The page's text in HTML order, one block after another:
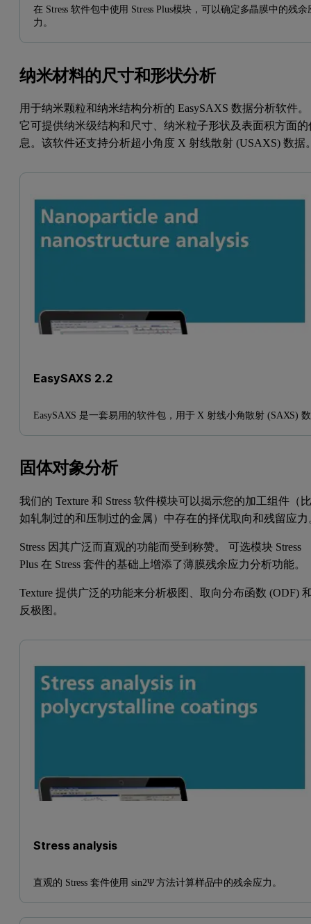
在 Stress 软件包中使用 Stress Plus模块，可以确定多晶膜中的残余
力。
纳米材料的尺寸和形状分析
用于纳米颗粒和纳米结构分析的 EasySAXS 数据分析软件。
它可提供纳米级结构和尺寸、纳米粒子形状及表面积方面的
息。该软件还支持分析超小角度 X 射线散射 (USAXS) 数据
EasySAXS 2.2
EasySAXS 是一套易用的软件包，用于 X 射线小角散射 (SAXS)
固体对象分析
我们的 Texture 和 Stress 软件模块可以揭示您的加工组件（
如轧制过的和压制过的金属）中存在的择优取向和残留应力
Stress 因其广泛而直观的功能而受到称赞。 可选模块 Stress
Plus 在 Stress 套件的基础上增添了薄膜残余应力分析功能。
Texture 提供广泛的功能来分析极图、取向分布函数 (ODF)
反极图。
Stress analysis
直观的 Stress 套件使用 sin2Ψ 方法计算样品中的残余应力。